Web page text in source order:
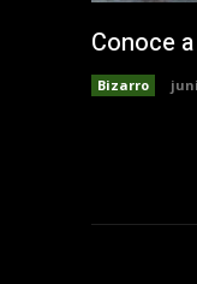
Conoce
Bizarro